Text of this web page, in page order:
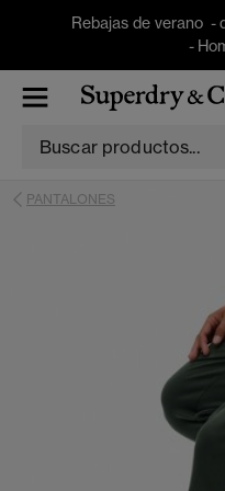
Rebajas de verano -
-
PANTALONES